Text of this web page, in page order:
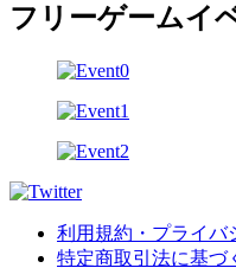
フリーゲームイ
利用規約・プライバ
特定商取引法に基づ